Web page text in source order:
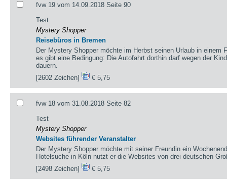
fvw 19 vom 14.09.2018 Seite 90
Test
Mystery Shopper
Reisebüros in Bremen
Der Mystery Shopper möchte im Herbst seinen Urlaub in einem
es gibt eine Bedingung: Die Autofahrt dorthin darf wegen der
dauern.
[2602 Zeichen]
€ 5,75
fvw 18 vom 31.08.2018 Seite 82
Test
Mystery Shopper
Websites führender Veranstalter
Der Mystery Shopper möchte mit seiner Freundin ein
Hotelsuche in Köln nutzt er die Websites von drei deutschen
[2498 Zeichen]
€ 5,75